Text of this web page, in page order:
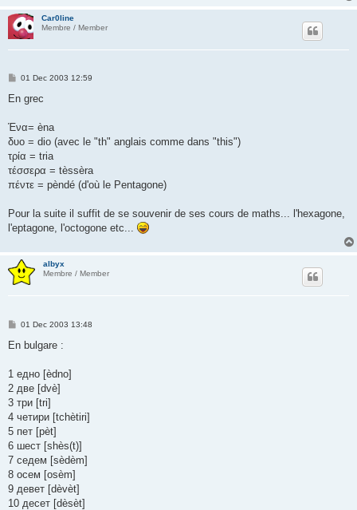
Car0line
Membre / Member
P
s
01 Dec 2003 12:59
En grec
Ένα= èna
δυο = dio (avec le "th" anglais comme dans "this")
τρία = tria
τέσσερα = tèssèra
πέντε = pèndé (d'où le Pentagone)
Pour la suite il suffit de se souvenir de ses cours de maths... l'hexagone,
l'eptagone, l'octogone etc...
albyx
Membre / Member
P
s
01 Dec 2003 13:48
En bulgare :
1 едно [èdno]
2 две [dvè]
3 три [tri]
4 четири [tchètiri]
5 пет [pèt]
6 шест [shès(t)]
7 седем [sèdèm]
8 осем [osèm]
9 девет [dèvèt]
10 десет [dèsèt]